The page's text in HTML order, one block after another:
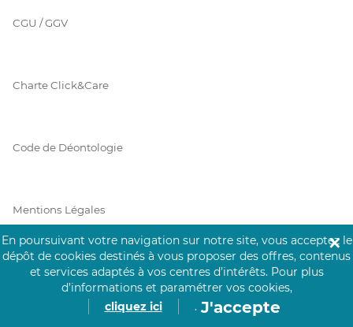
CGU / GGV
Charte Click&Care
Code de Déontologie
Mentions Légales
Prérequis Click&Care
En poursuivant votre navigation sur notre site, vous acceptez le
dépôt de cookies destinés à vous proposer des offres, contenus
et services adaptés à vos centres d’intérêts. Pour plus
d’informations et paramétrer vos cookies,
cliquez ici
. J'accepte
✕